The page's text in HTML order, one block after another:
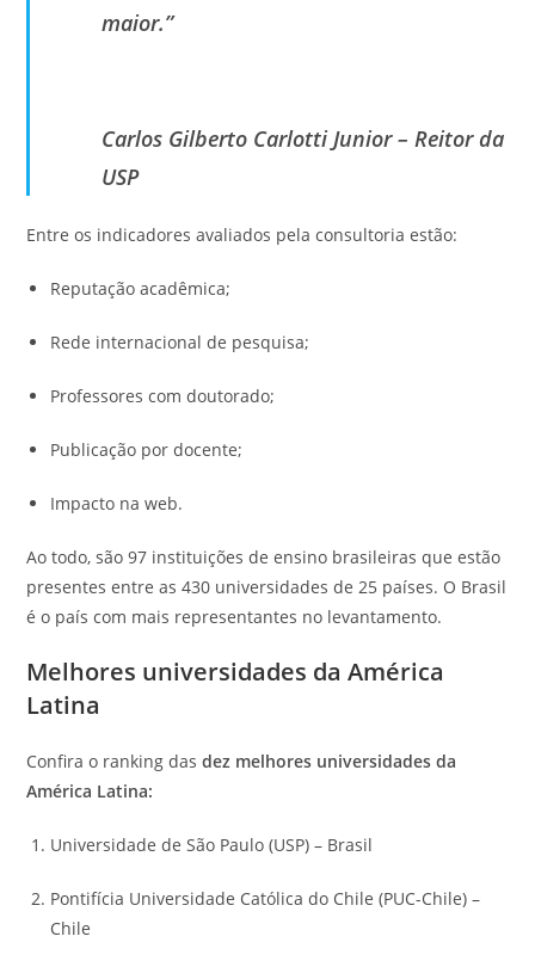
maior.”
Carlos Gilberto Carlotti Junior – Reitor da
USP
Entre os indicadores avaliados pela consultoria estão:
Reputação acadêmica;
Rede internacional de pesquisa;
Professores com doutorado;
Publicação por docente;
Impacto na web.
Ao todo, são 97 instituições de ensino brasileiras que estão
presentes entre as 430 universidades de 25 países. O Brasil
é o país com mais representantes no levantamento.
Melhores universidades da América
Latina
Confira o ranking dasdez melhores universidades da
América Latina:
Universidade de São Paulo (USP) – Brasil
Pontifícia Universidade Católica do Chile (PUC-Chile) –
Chile